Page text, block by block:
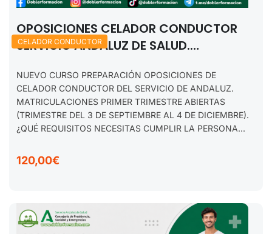
CELADOR CONDUCTOR
OPOSICIONES CELADOR CONDUCTOR
SERVICIO ANDALUZ DE SALUD.
NUEVO CURSO PREPARACIÓN OPOSICIONES DE
CELADOR CONDUCTOR DEL SERVICIO DE ANDALUZ.
MATRICULACIONES PRIMER TRIMESTRE ABIERTAS
(TRIMESTRE DEL 3 DE SEPTIEMBRE AL 4 DE DICIEMBRE).
¿QUÉ REQUISITOS NECESITAS CUMPLIR LA PERSONA...
120,00€